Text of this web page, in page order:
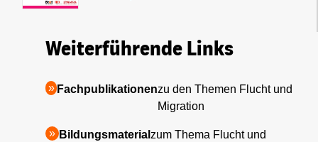
Weiterführende Links
Fachpublikationenzu den Themen Flucht und
Migration
Bildungsmaterial zum Thema Flucht und